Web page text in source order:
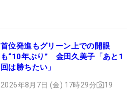
首位発進もグリーン上での開眼
も“10年ぶり” 金田久美子「あと1
回は勝ちたい」
2026年8月7日 (金) 17時29分 19